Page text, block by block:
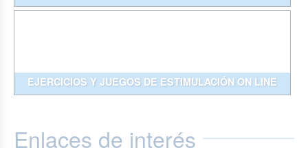
EJERCICIOS Y JUEGOS DE ESTIMULACIÓN ON LINE
Enlaces de interés